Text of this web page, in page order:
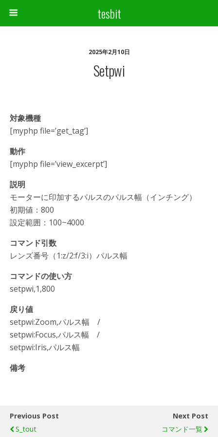
tesbit
2025年2月10日
Setpwi
対象機種
[myphp file=’get_tag’]
動作
[myphp file=’view_excerpt’]
説明
モーターに印加するパルスのパルス幅（インチング）
初期値：800
設定範囲：100~4000
コマンド引数
レンズ番号（1:z/2:f/3:i）パルス幅
コマンドの使い方
setpwi,1,800
戻り値
setpwi:Zoom,パルス幅 /
setpwi:Focus,パルス幅 /
setpwi:Iris,パルス幅
備考
Previous Post
S_tout
Next Post
コマンド一覧